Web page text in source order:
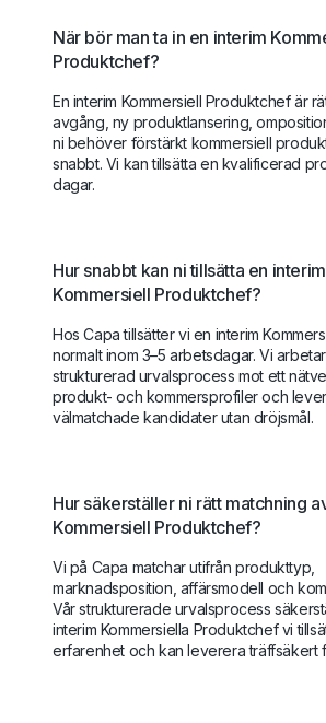
När bör man ta in en interim
Produktchef?
En interim Kommersiell Produktchef är
avgång, ny produktlansering,
ni behöver förstärkt kommersiell
snabbt. Vi kan tillsätta en kvalificerad
dagar.
Hur snabbt kan ni tillsätta en interim
Kommersiell Produktchef?
Hos Capa tillsätter vi en interim
normalt inom 3–5 arbetsdagar. Vi
strukturerad urvalsprocess mot ett
produkt- och kommersprofiler och
välmatchade kandidater utan dröjsmål.
Hur säkerställer ni rätt matchning
Kommersiell Produktchef?
Vi på Capa matchar utifrån produkttyp,
marknadsposition, affärsmodell och
Vår strukturerade urvalsprocess
interim Kommersiella Produktchef vi
erfarenhet och kan leverera träffsäkert